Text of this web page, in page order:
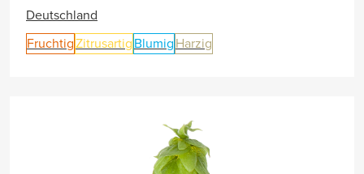
Deutschland
FruchtigZitrusartig Blumig Harzig